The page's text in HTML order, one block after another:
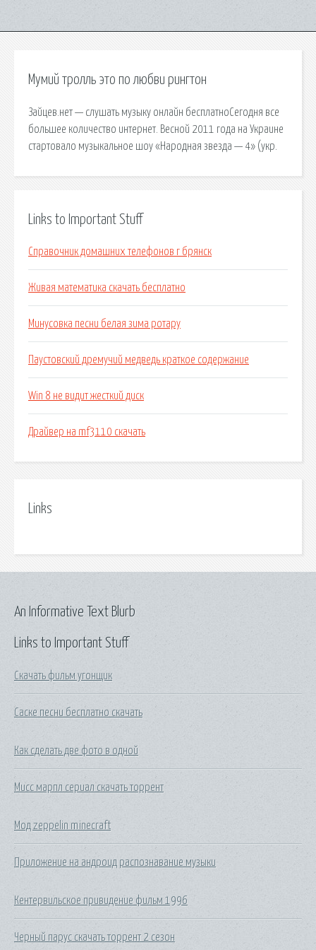
Мумий тролль это по любви рингтон
Зайцев.нет — слушать музыку онлайн бесплатноСегодня все
большее количество интернет. Весной 2011 года на Украине
стартовало музыкальное шоу «Народная звезда — 4» (укр.
Links to Important Stuff
Справочник домашних телефонов г брянск
Живая математика скачать бесплатно
Минусовка песни белая зима ротару
Паустовский дремучий медведь краткое содержание
Win 8 не видит жесткий диск
Драйвер на mf3110 скачать
Links
Links to Important Stuff
Скачать фильм угонщик
Саске песни бесплатно скачать
Как сделать две фото в одной
Мисс марпл сериал скачать торрент
Мод zeppelin minecraft
Приложение на андроид распознавание музыки
Кентервильское привидение фильм 1996
Черный парус скачать торрент 2 сезон
An Informative Text Blurb